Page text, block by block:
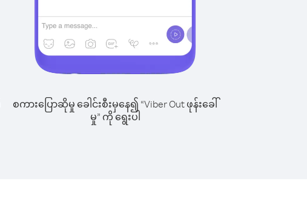
စကားပြောဆိုမှု ခေါင်းစီးမှနေ၍ “Viber Out ဖုန်းခေါ်
မှု” ကို ရွေးပါ